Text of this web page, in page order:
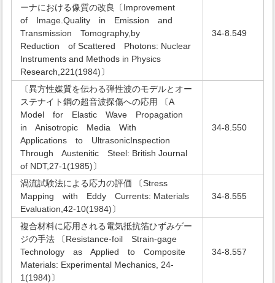
ーナにおける像質の改良〔Improvement
of Image.Quality in Emission and
Transmission Tomography,by
Reduction of Scattered Photons: Nuclear
Instruments and Methods in Physics
Research,221(1984)〕
34-8.549
〔異方性媒質を伝わる弾性波のモデルとオー
ステナイト鋼の超音波探傷への応用 〔A
Model for Elastic Wave Propagation
in Anisotropic Media With
Applications to UltrasonicInspection
Through Austenitic Steel: British Journal
of NDT,27-1(1985)〕
34-8.550
渦流試験法による応力の評価 〔Stress
Mapping with Eddy Currents: Materials
Evaluation,42-10(1984)〕
34-8.555
複合材料に応用される電気抵抗箔ひずみゲー
ジの手法 〔Resistance-foil Strain-gage
Technology as Applied to Composite
Materials: Experimental Mechanics, 24-
1(1984)〕
34-8.557